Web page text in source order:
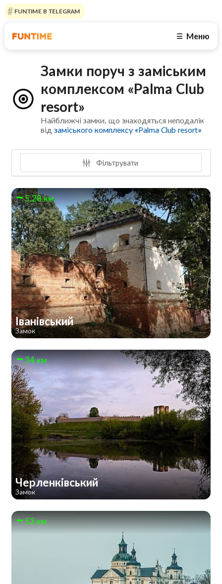
FUNTIME В TELEGRAM
☰ Меню
Замки поруч з заміським
комплексом «Palma Club
resort»
Найближчі замки, що знаходяться неподалік
відзаміського комплексу «Palma Club resort»
Фільтрувати
5.28 км
Іванівський
Замок
34 км
Черленківський
Замок
53 км